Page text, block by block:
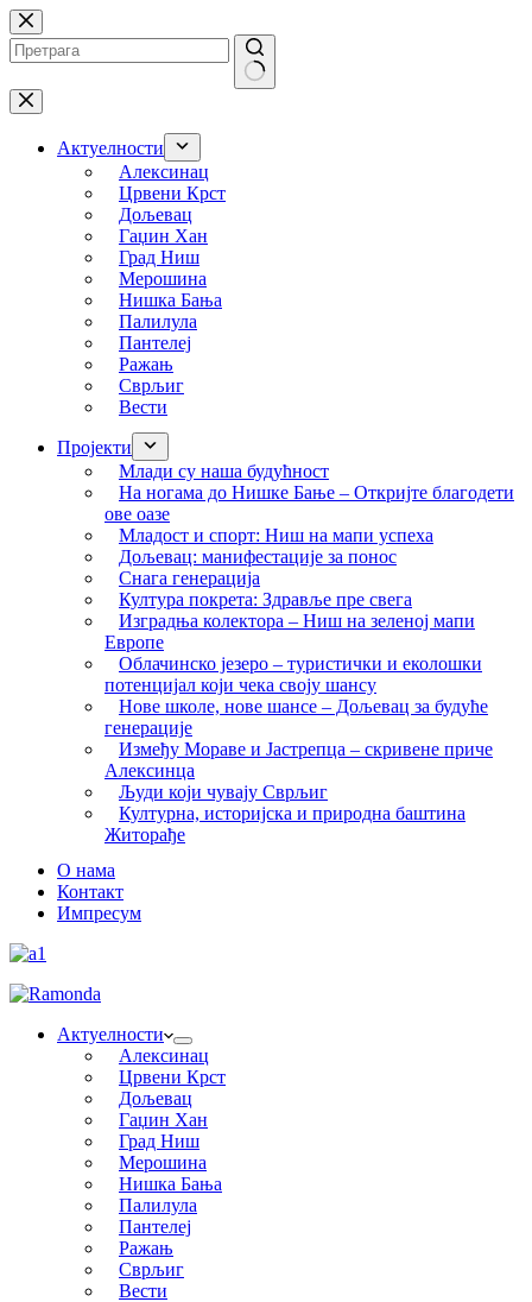
Skip
to
content
No
results
Актуелности
Алексинац
Црвени Крст
Дољевац
Гаџин Хан
Град Ниш
Мерошина
Нишка Бања
Палилула
Пантелеј
Ражањ
Сврљиг
Вести
Пројекти
Млади су наша будућност
На ногама до Нишке Бање – Откријте благодети
ове оазе
Младост и спорт: Ниш на мапи успеха
Дољевац: манифестације за понос
Снага генерација
Култура покрета: Здравље пре свега
Изградња колектора – Ниш на зеленој мапи
Европе
Облачинско језеро – туристички и еколошки
потенцијал који чека своју шансу
Нове школе, нове шансе – Дољевац за будуће
генерације
Између Мораве и Јастрепца – скривене приче
Алексинца
Људи који чувају Сврљиг
Културна, историјска и природна баштина
Житорађе
О нама
Контакт
Импресум
Актуелности
Алексинац
Црвени Крст
Дољевац
Гаџин Хан
Град Ниш
Мерошина
Нишка Бања
Палилула
Пантелеј
Ражањ
Сврљиг
Вести